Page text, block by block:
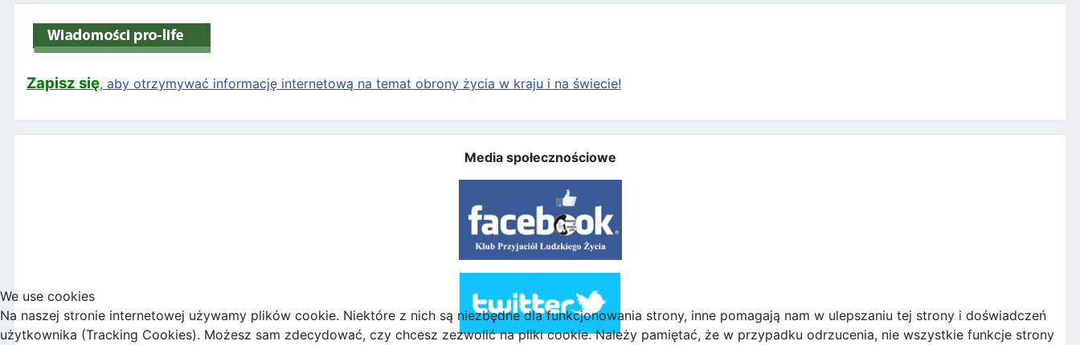
Zapisz się, aby otrzymywać informację internetową na temat obrony życia w kraju i na świecie!
Media społecznościowe
We use cookies
Na naszej stronie internetowej używamy plików cookie. Niektóre z nich są niezbędne dla funkcjonowania strony, inne pomagają nam w ulepszaniu tej strony i doświadczeń
użytkownika (Tracking Cookies). Możesz sam zdecydować, czy chcesz zezwolić na pliki cookie. Należy pamiętać, że w przypadku odrzucenia, nie wszystkie funkcje strony